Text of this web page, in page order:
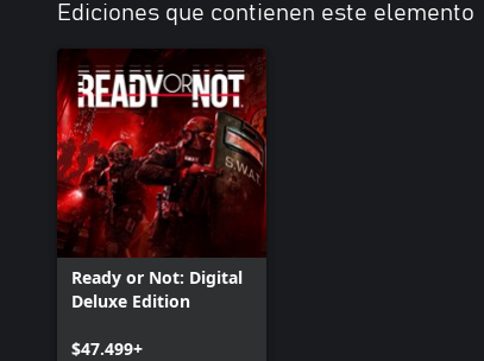
Ediciones que contienen este elemento
Ready or Not: Digital
Deluxe Edition
$47.499+